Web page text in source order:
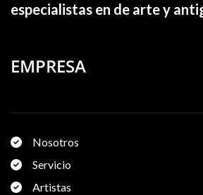
especialistas en de arte y
EMPRESA
Nosotros
Servicio
Artistas